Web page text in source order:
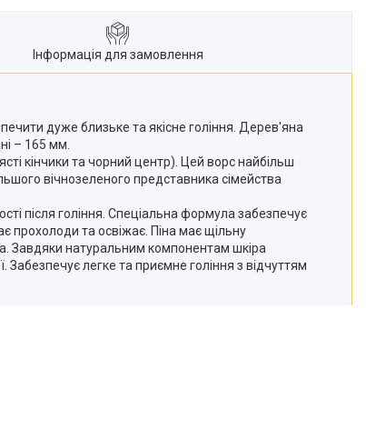
Інформація для замовлення
дуже близьке та якісне гоління. Дерев'яна
– 165 мм.
кінчики та чорний центр). Цей ворс найбільш
вічнозеленого представника сімейства
після гоління. Спеціальна формула забезпечує
прохолоди та освіжає. Піна має щільну
Завдяки натуральним компонентам шкіра
легке та приємне гоління з відчуттям